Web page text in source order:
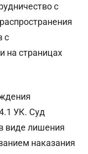
с
с
на страницах
УК. Суд
виде лишения
наказания